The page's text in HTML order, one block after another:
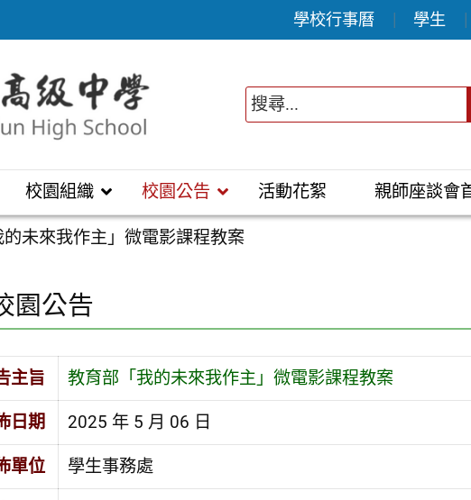
學校行事曆 學生
校園組織 校園公告 活動花絮 親師座談會
未來我作主」微電影課程教案
園公告
主旨 教育部「我的未來我作主」微電影課程教案
日期 2025 年 5 月 06 日
單位 學生事務處